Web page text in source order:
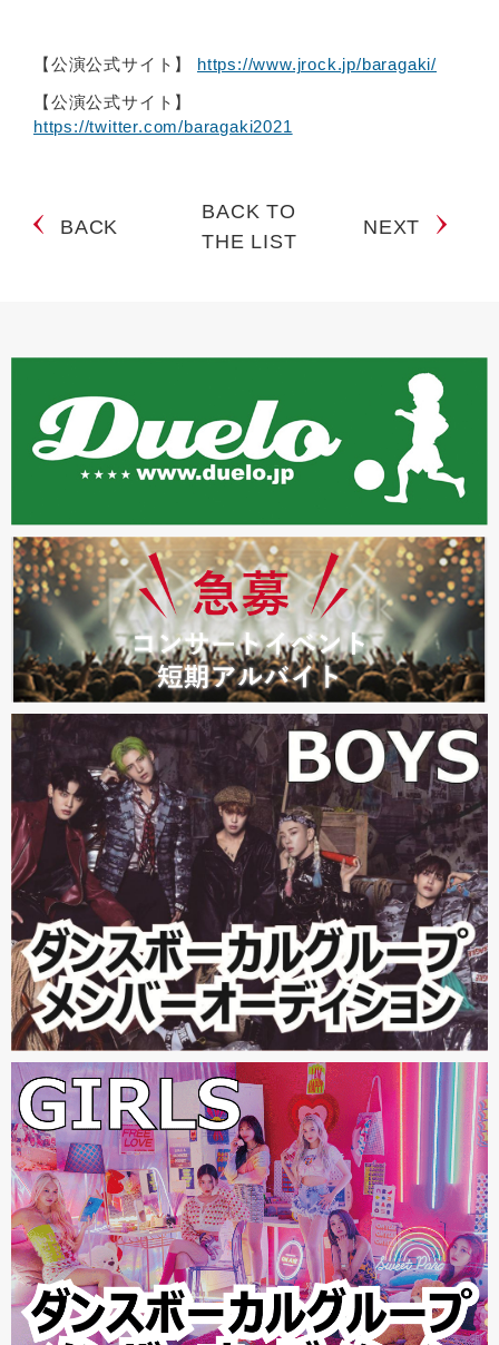
【公演公式サイト】 https://www.jrock.jp/baragaki/
【公演公式サイト】
https://twitter.com/baragaki2021
BACK
BACK TO
THE LIST
NEXT